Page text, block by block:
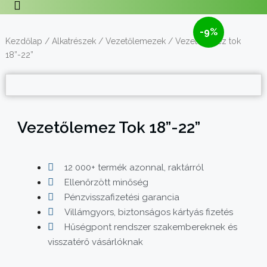
Kezdőlap / Alkatrészek/ Vezetőlemezek/ Vezetőlemez tok
18”-22”
-9%
Vezetőlemez Tok 18”-22”
12 000+ termék azonnal, raktárról
Ellenőrzött minőség
Pénzvisszafizetési garancia
Villámgyors, biztonságos kártyás fizetés
Hűségpont rendszer szakembereknek és
visszatérő vásárlóknak